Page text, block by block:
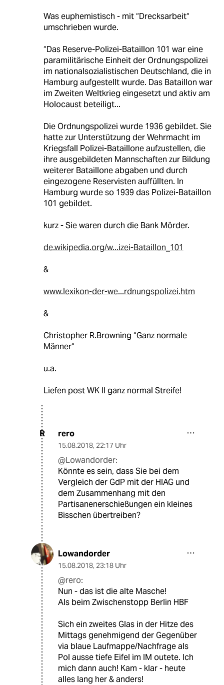
Was euphemistisch - mit “Drecksarbeit“
umschrieben wurde.
“Das Reserve-Polizei-Bataillon 101 war eine
paramilitärische Einheit der Ordnungspolizei
im nationalsozialistischen Deutschland, die in
Hamburg aufgestellt wurde. Das Bataillon war
im Zweiten Weltkrieg eingesetzt und aktiv am
Holocaust beteiligt...
Die Ordnungspolizei wurde 1936 gebildet. Sie
hatte zur Unterstützung der Wehrmacht im
Kriegsfall Polizei-Bataillone aufzustellen, die
ihre ausgebildeten Mannschaften zur Bildung
weiterer Bataillone abgaben und durch
eingezogene Reservisten auffüllten. In
Hamburg wurde so 1939 das Polizei-Bataillon
101 gebildet.
kurz - Sie waren durch die Bank Mörder.
de.wikipedia.org/w...izei-Bataillon_101
&
www.lexikon-der-we...rdnungspolizei.htm
&
Christopher R.Browning “Ganz normale
Männer“
u.a.
Liefen post WK II ganz normal Streife!
R rero
15.08.2018, 22:17 Uhr
@Lowandorder:
Könnte es sein, dass Sie bei dem
Vergleich der GdP mit der HIAG und
dem Zusammenhang mit den
Partisanenerschießungen ein kleines
Bisschen übertreiben?
Lowandorder
15.08.2018, 23:18 Uhr
@rero:
Nun - das ist die alte Masche!
Als beim Zwischenstopp Berlin HBF
Sich ein zweites Glas in der Hitze des
Mittags genehmigend der Gegenüber
via blaue Laufmappe/Nachfrage als
Pol ausse tiefe Eifel im IM outete. Ich
mich dann auch! Kam - klar - heute
alles lang her & anders!